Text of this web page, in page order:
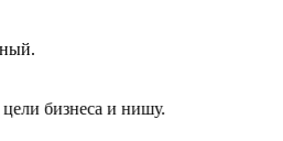
бизнеса и нишу.